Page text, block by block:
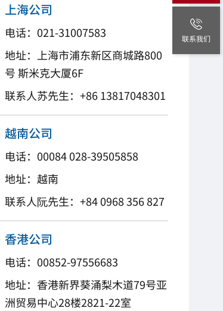
上海公司
电话：021-31007583
地址：上海市浦东新区商城路800
号 斯米克大厦6F
联系人苏先生：+86 13817048301
越南公司
电话：00084 028-39505858
地址：越南
联系人阮先生：+84 0968 356 827
香港公司
电话：00852-97556683
地址：香港新界葵涌梨木道79号亚
洲贸易中心28楼2821-22室
联系我们